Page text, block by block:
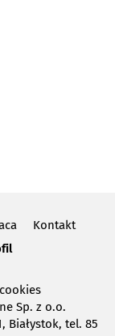
Kontakt
Sp. z o.o.
Białystok, tel. 85